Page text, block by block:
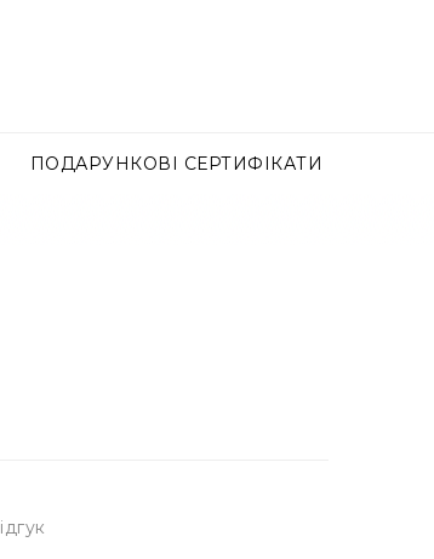
ПОДАРУНКОВІ СЕРТИФІКАТИ